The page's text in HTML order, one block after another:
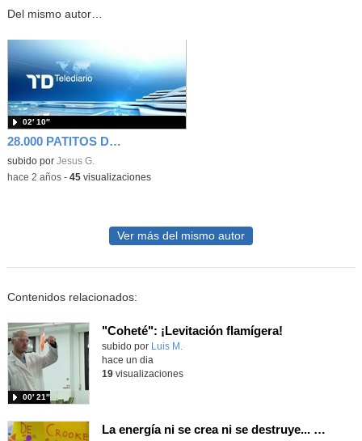
Del mismo autor…
28.000 PATITOS DE GOMA
subido por Jesus G.
02′ 10″
-hace 2 años- 45visualizaciones
Ver más del mismo autor
Contenidos relacionados:
"Coheté": ¡Levitación flamígera!
Contenido educativo.
subido por Luis M.
00′ 21″
hace un dia
19visualizaciones
La energía ni se crea ni se destruye... ¡se experimenta! El Tierno en la Feria Madrid es Ciencia 2026